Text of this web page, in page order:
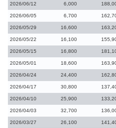
2026/06/12 6,000
2026/06/05 6,700
2026/05/29 16,600
2026/05/22 16,100
2026/05/15 16,800
2026/05/01 18,600
2026/04/24 24,400
2026/04/17 30,800
2026/04/10 25,900
2026/04/03 32,700
2026/03/27 26,100